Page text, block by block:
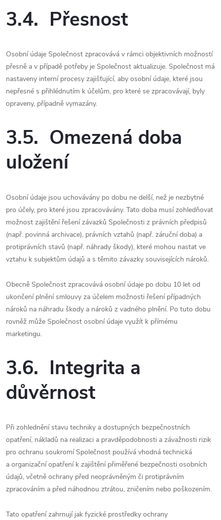
3.4. Přesnost
Osobní údaje Společnost zpracovává v rámci objektivních možností
přesně a v případě potřeby je Společnost aktualizuje. Společnost má
nastaveny interní procesy zajišťující, aby osobní údaje, které jsou
nepřesné s přihlédnutím k účelům, pro které se zpracovávají, byly
opraveny, případně vymazány.
3.5. Omezená doba
uložení
Osobní údaje jsou uchovávány po dobu ne delší, než je nezbytné
pro účely, pro které jsou zpracovávány. Tato doba musí zohledňovat
možnost zajištění řešení závazků Společnosti z právních předpisů
(např. povinná archivace), právních vztahů (např. záruční doba) a
protiprávních stavů (např. náhrady škody), které mohou nastat ve
vztahu k subjektům údajů a s těmito závazky souvisejících nároků.
Obecně Společnost zpracovává osobní údaje po dobu 10 let od
ukončení plnění smlouvy za účelem možnosti řešení případných
nároků na náhradu škody a nároků z vadného plnění. Po tuto dobu
rovněž může Společnost osobní údaje využít k přímému
marketingu.
3.6. Integrita a
důvěrnost
Při zohlednění stavu techniky a dostupných bezpečnostních
opatření, nákladů na realizaci a pravděpodobnosti a závažnosti rizik
pro ochranu soukromí Společnost používá vhodná technická
a organizační opatření k zajištění přiměřené bezpečnosti osobních
údajů, včetně ochrany před neoprávněným či protiprávním
zpracováním a před náhodnou ztrátou, zničením nebo poškozením.
Tato opatření zahrnují jak fyzické prostředky ochrany